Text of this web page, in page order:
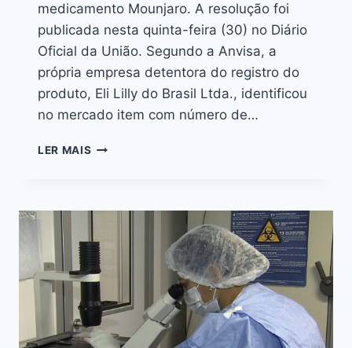
medicamento Mounjaro. A resolução foi
publicada nesta quinta-feira (30) no Diário
Oficial da União. Segundo a Anvisa, a
própria empresa detentora do registro do
produto, Eli Lilly do Brasil Ltda., identificou
no mercado item com número de…
LER MAIS